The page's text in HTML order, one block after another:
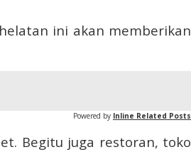
ini akan memberikan
Powered by Inline Related Posts
Begitu juga restoran, toko